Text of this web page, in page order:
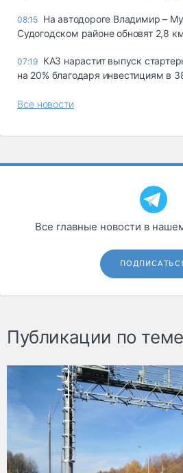
08:15 На автодороге Владимир –
Судогодском районе обновят 2,8
07:19 КАЗ нарастит выпуск
на 20% благодаря инвестициям в
Все новости
Все главные новости в
Публикации по теме